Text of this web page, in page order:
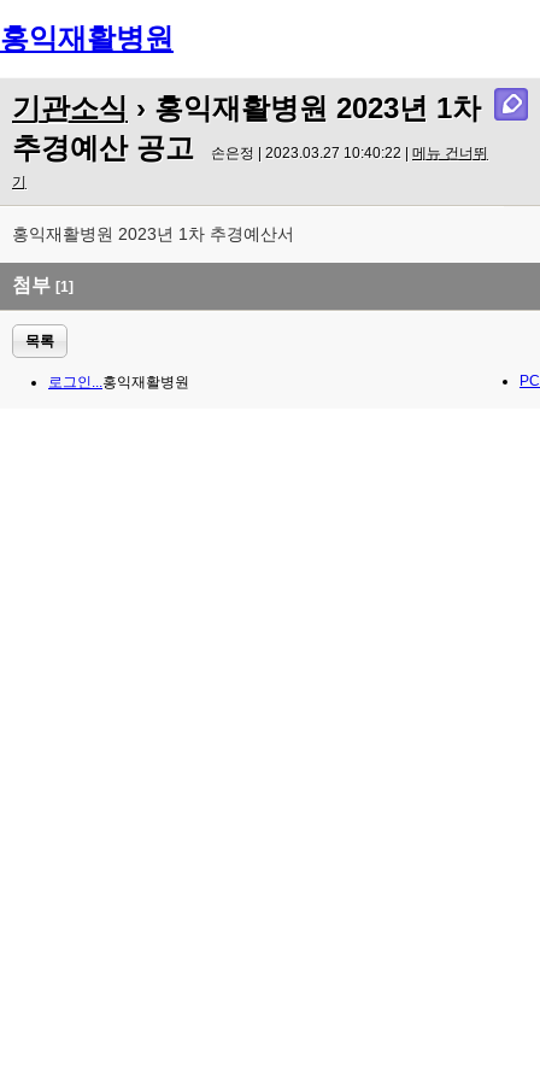
홍익재활병원
Menu
기관소식 › 홍익재활병원 2023년 1차
추경예산 공고
손은정 | 2023.03.27 10:40:22 | 메뉴 건너뛰
기
홍익재활병원 2023년 1차 추경예산서
첨부 [1]
목록
로그인... PC
홍익재활병원